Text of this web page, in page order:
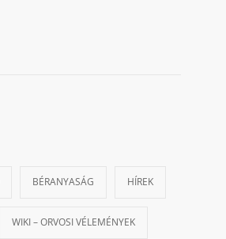
BÉRANYASÁG HÍREK
WIKI – ORVOSI VÉLEMÉNYEK